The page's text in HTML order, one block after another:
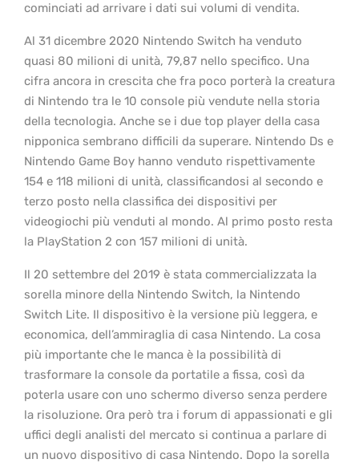
cominciati ad arrivare i dati sui volumi di vendita.
Al 31 dicembre 2020 Nintendo Switch ha venduto
quasi 80 milioni di unità, 79,87 nello specifico. Una
cifra ancora in crescita che fra poco porterà la creatura
di Nintendo tra le 10 console più vendute nella storia
della tecnologia. Anche se i due top player della casa
nipponica sembrano difficili da superare. Nintendo Ds e
Nintendo Game Boy hanno venduto rispettivamente
154 e 118 milioni di unità, classificandosi al secondo e
terzo posto nella classifica dei dispositivi per
videogiochi più venduti al mondo. Al primo posto resta
la PlayStation 2 con 157 milioni di unità.
Il 20 settembre del 2019 è stata commercializzata la
sorella minore della Nintendo Switch, la Nintendo
Switch Lite. Il dispositivo è la versione più leggera, e
economica, dell’ammiraglia di casa Nintendo. La cosa
più importante che le manca è la possibilità di
trasformare la console da portatile a fissa, così da
poterla usare con uno schermo diverso senza perdere
la risoluzione. Ora però tra i forum di appassionati e gli
uffici degli analisti del mercato si continua a parlare di
un nuovo dispositivo di casa Nintendo. Dopo la sorella